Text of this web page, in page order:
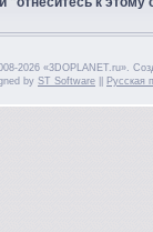
2026 «3DOPLANET.ru».
by ST Software Русская